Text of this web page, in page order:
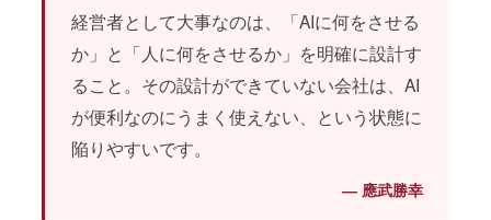
経営者として大事なのは、「AIに何をさせる
か」と「人に何をさせるか」を明確に設計す
ること。その設計ができていない会社は、AI
が便利なのにうまく使えない、という状態に
陥りやすいです。
― 應武勝幸